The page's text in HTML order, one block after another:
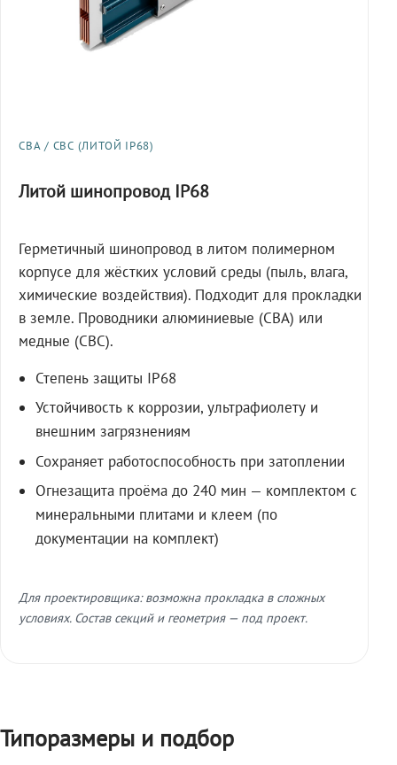
СВА / СВС (ЛИТОЙ IP68)
Литой шинопровод IP68
Герметичный шинопровод в литом полимерном
корпусе для жёстких условий среды (пыль, влага,
химические воздействия). Подходит для прокладки
в земле. Проводники алюминиевые (СВА) или
медные (СВС).
Степень защиты IP68
Устойчивость к коррозии, ультрафиолету и
внешним загрязнениям
Сохраняет работоспособность при затоплении
Огнезащита проёма до 240 мин — комплектом с
минеральными плитами и клеем (по
документации на комплект)
Для проектировщика: возможна прокладка в сложных
условиях. Состав секций и геометрия — под проект.
Типоразмеры и подбор